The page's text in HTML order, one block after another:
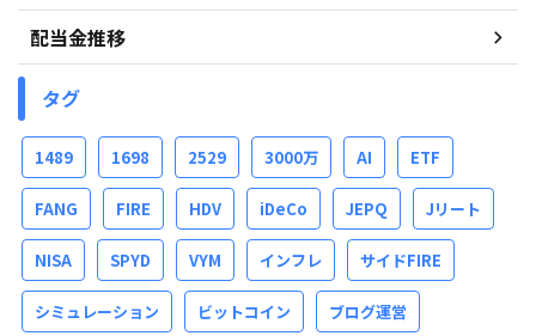
配当金推移
タグ
1489 1698 2529 3000万 AI ETF
FANG FIRE HDV iDeCo JEPQ Jリート
NISA SPYD VYM インフレ サイドFIRE
シミュレーション ビットコイン ブログ運営